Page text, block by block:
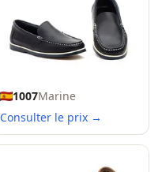
1007Marine
Consulter le prix →